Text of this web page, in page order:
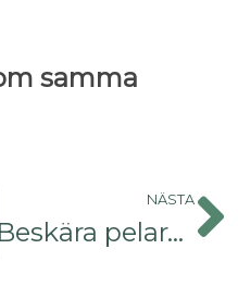
samma
NÄSTA
Beskära pelaravenbok